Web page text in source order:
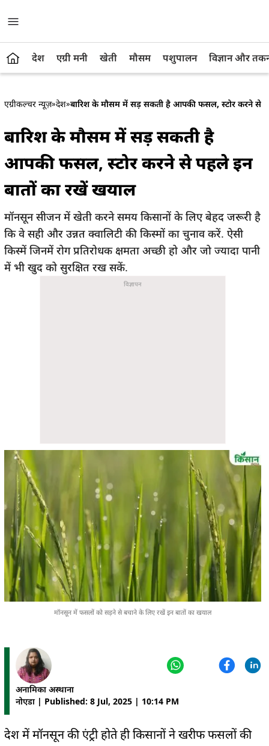
देश एग्री मनी खेती मौसम पशुपालन विज्ञान और
एग्रीकल्चर न्यूज़»देश»बारिश के मौसम में सड़ सकती है आपकी फसल, स्टोर करने से
बारिश के मौसम में सड़ सकती है
आपकी फसल, स्टोर करने से पहले इन
बातों का रखें खयाल
मॉनसून सीजन में खेती करने समय किसानों के लिए बेहद जरूरी है
कि वे सही और उन्नत क्वालिटी की किस्मों का चुनाव करें. ऐसी
किस्में जिनमें रोग प्रतिरोधक क्षमता अच्छी हो और जो ज्यादा पानी
में भी खुद को सुरक्षित रख सकें.
मॉनसून में फसलों को सड़ने से बचाने के लिए रखें इन बातों का खयाल
अनामिका अस्थाना
नोएडा | Published: 8 Jul, 2025 | 10:14 PM
देश में मॉनसून की एंट्री होते ही किसानों ने खरीफ फसलों की